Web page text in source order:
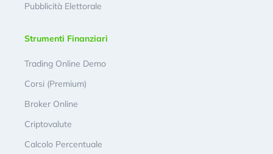
Pubblicità Elettorale
Strumenti Finanziari
Trading Online Demo
Corsi (Premium)
Broker Online
Criptovalute
Calcolo Percentuale